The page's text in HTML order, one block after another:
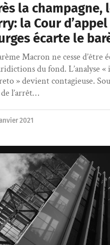
la champagne,
la Cour
écarte le
Macron ne cesse d’être
du fond. L’analyse «
» devient contagieuse.
l’arrêt…
2021